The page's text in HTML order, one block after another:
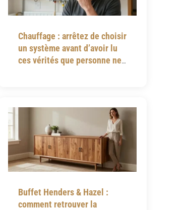
Chauffage : arrêtez de choisir
un système avant d’avoir lu
ces vérités que personne ne
Buffet Henders & Hazel :
comment retrouver la